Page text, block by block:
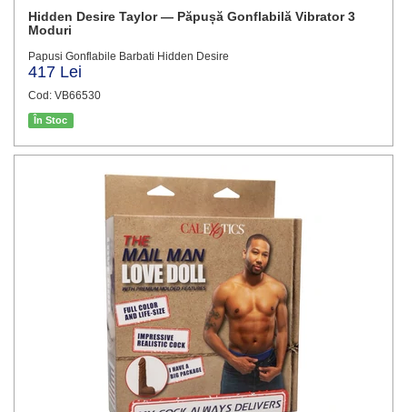
Hidden Desire Taylor — Păpușă Gonflabilă Vibrator 3
Moduri
Papusi Gonflabile Barbati Hidden Desire
417 Lei
Cod: VB66530
În Stoc